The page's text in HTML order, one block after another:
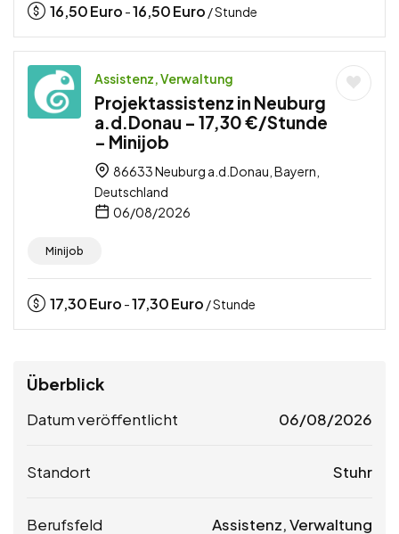
16,50Euro -16,50Euro / Stunde
Assistenz, Verwaltung
Projektassistenz in Neuburg
a.d.Donau – 17,30 €/Stunde
– Minijob
86633 Neuburg a.d.Donau, Bayern,
Deutschland
06/08/2026
Minijob
17,30Euro -17,30Euro / Stunde
Überblick
Datum veröffentlicht 06/08/2026
Standort Stuhr
Berufsfeld Assistenz, Verwaltung